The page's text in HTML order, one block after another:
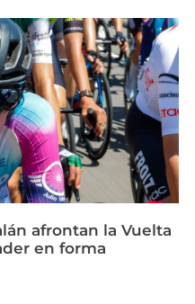
afrontan la Vuelta
en forma